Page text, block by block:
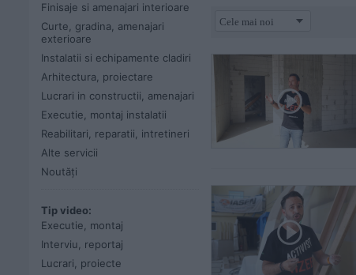
Finisaje si amenajari interioare
Curte, gradina, amenajari
exterioare
Instalatii si echipamente cladiri
Arhitectura, proiectare
Lucrari in constructii, amenajari
Executie, montaj instalatii
Reabilitari, reparatii, intretineri
Alte servicii
Noutăți
Tip video:
Executie, montaj
Interviu, reportaj
Lucrari, proiecte